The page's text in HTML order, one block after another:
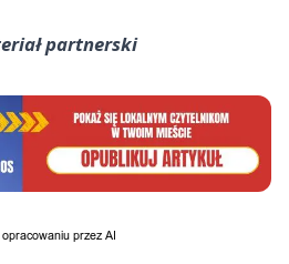
partnerski